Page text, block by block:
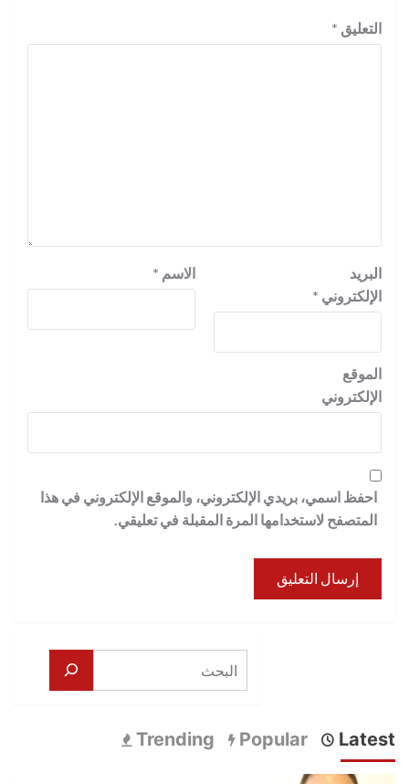
التعليق *
الاسم *
البريد
الإلكتروني *
الموقع
الإلكتروني
احفظ اسمي، بريدي الإلكتروني، والموقع الإلكتروني في هذا
المتصفح لاستخدامها المرة المقبلة في تعليقي.
Latest
Popular
Trending